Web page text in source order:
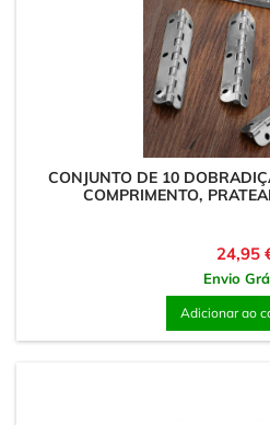
CONJUNTO DE 10
COMPRIMENTO,
Preço
24,95
Envio
Adicionar ao